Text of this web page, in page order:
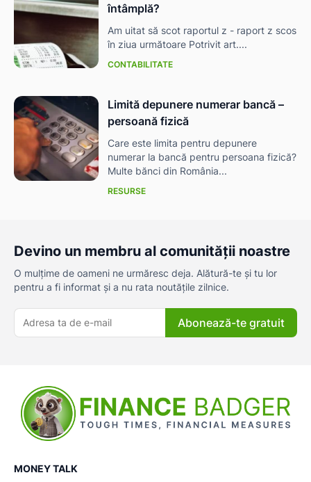
întâmplă?
Am uitat să scot raportul z - raport z scos
în ziua următoare Potrivit art....
CONTABILITATE
Limită depunere numerar bancă –
persoană fizică
Care este limita pentru depunere
numerar la bancă pentru persoana fizică?
Multe bănci din România...
RESURSE
Devino un membru al comunității noastre
O mulțime de oameni ne urmăresc deja. Alătură-te și tu lor
pentru a fi informat și a nu rata noutățile zilnice.
Abonează-te gratuit
MONEY TALK